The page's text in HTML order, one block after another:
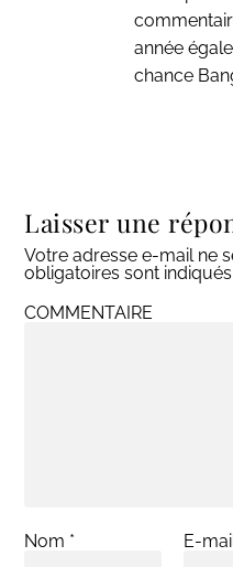
année
chance
Laisser une
Votre adresse e-mail ne
obligatoires sont
COMMENTAIRE
Nom * E-